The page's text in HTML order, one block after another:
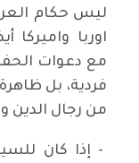
ليس حكام
اوربا واميركا
مع دعوات
فردية، بل
من رجال الدين
- إذا كان